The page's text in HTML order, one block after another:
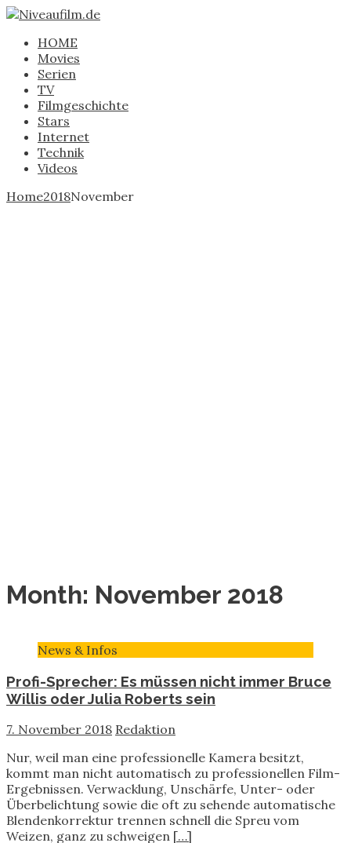
HOME
Movies
Serien
TV
Filmgeschichte
Stars
Internet
Technik
Videos
Home2018November
Month: November 2018
News & Infos
Profi-Sprecher: Es müssen nicht immer Bruce
Willis oder Julia Roberts sein
7. November 2018 Redaktion
Nur, weil man eine professionelle Kamera besitzt,
kommt man nicht automatisch zu professionellen Film-
Ergebnissen. Verwacklung, Unschärfe, Unter- oder
Überbelichtung sowie die oft zu sehende automatische
Blendenkorrektur trennen schnell die Spreu vom
Weizen, ganz zu schweigen […]